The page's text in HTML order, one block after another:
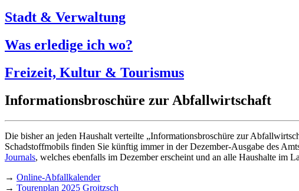
Stadt & Verwaltung
Was erledige ich wo?
Freizeit, Kultur & Tourismus
Informationsbroschüre zur Abfallwirtschaft
Die bisher an jeden Haushalt verteilte „Informationsbroschüre zur
Schadstoffmobils finden Sie künftig immer in der Dezember-Ausgabe des
Journals, welches ebenfalls im Dezember erscheint und an alle Haushalte im
→ Online-Abfallkalender
→ Tourenplan 2025 Groitzsch